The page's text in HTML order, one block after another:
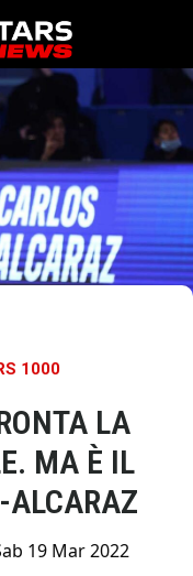
1000
LA
MA È IL
ALCARAZ
19 Mar 2022